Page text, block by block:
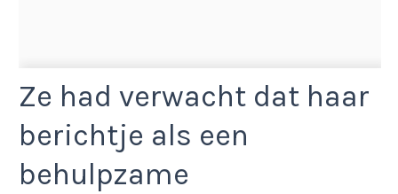
Ze had verwacht dat haar
berichtje als een
behulpzame